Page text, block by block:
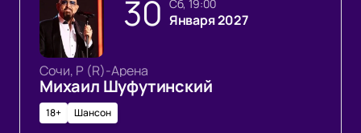
30 сб, 19:00
Января 2027
Сочи, Р (R)-Арена
Михаил Шуфутинский
18+ Шансон